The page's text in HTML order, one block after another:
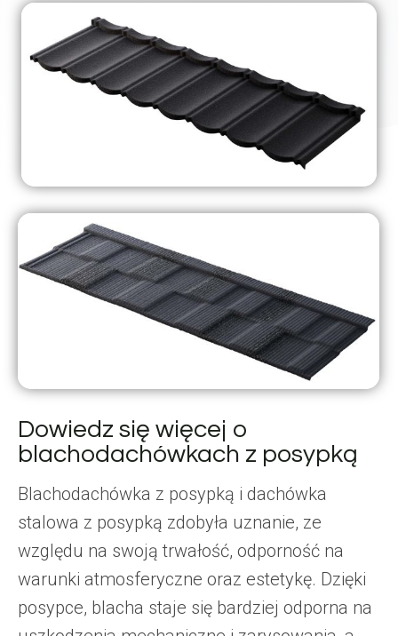
Dowiedz się więcej o
blachodachówkach z posypką
Blachodachówka z posypką i dachówka
stalowa z posypką zdobyła uznanie, ze
względu na swoją trwałość, odporność na
warunki atmosferyczne oraz estetykę. Dzięki
posypce, blacha staje się bardziej odporna na